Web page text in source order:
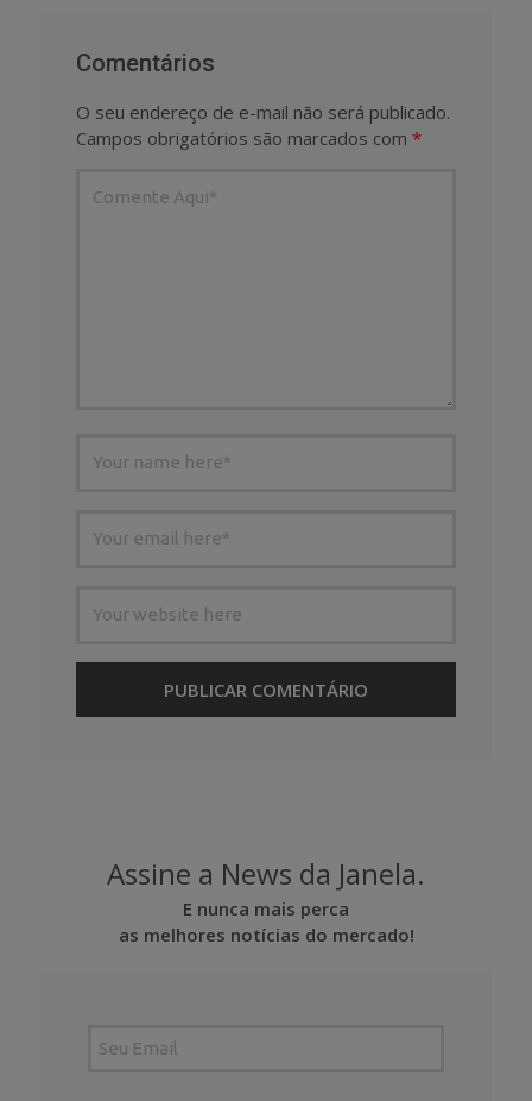
Comentários
O seu endereço de e-mail não será publicado.
Campos obrigatórios são marcados com *
Assine a News da Janela.
E nunca mais perca
as melhores notícias do mercado!